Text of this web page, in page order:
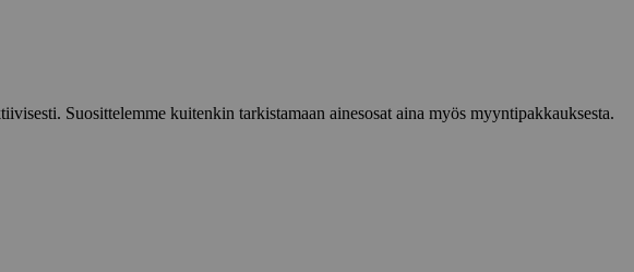
Suosittelemme kuitenkin tarkistamaan ainesosat aina myös myyntipakkauksesta.